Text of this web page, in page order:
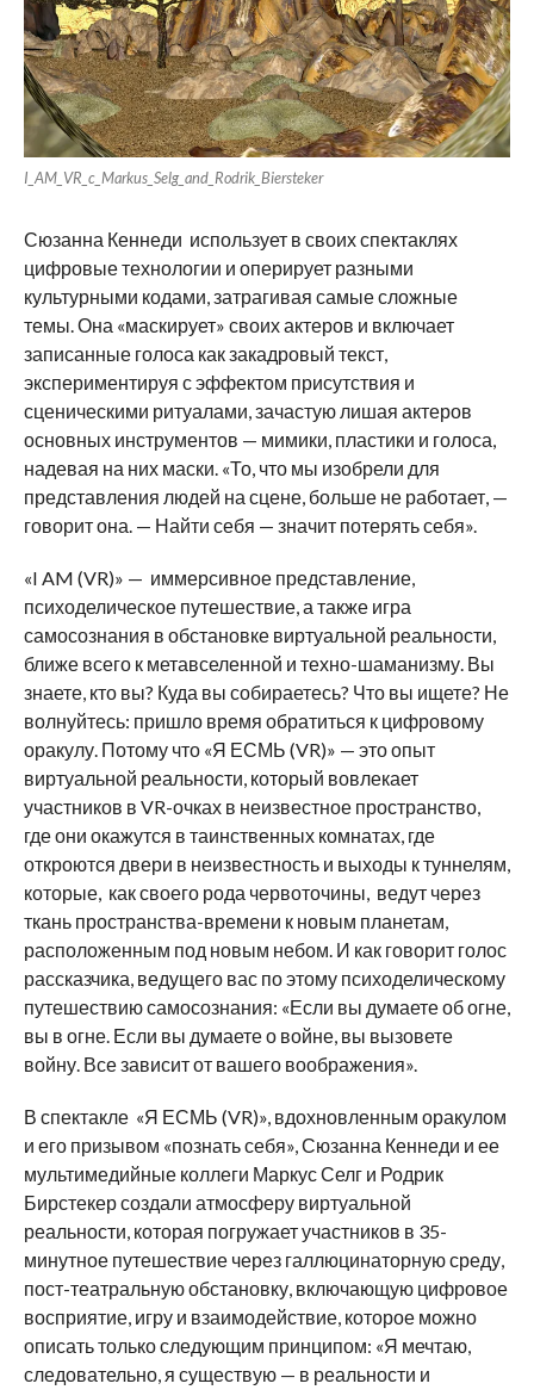
I_AM_VR_c_Markus_Selg_and_Rodrik_Biersteker
Сюзанна Кеннеди использует в своих спектаклях
цифровые технологии и оперирует разными
культурными кодами, затрагивая самые сложные
темы. Она «маскирует» своих актеров и включает
записанные голоса как закадровый текст,
экспериментируя с эффектом присутствия и
сценическими ритуалами, зачастую лишая актеров
основных инструментов — мимики, пластики и голоса,
надевая на них маски. «То, что мы изобрели для
представления людей на сцене, больше не работает, —
говорит она. — Найти себя — значит потерять себя».
«I AM (VR)» — иммерсивное представление,
психоделическое путешествие, а также игра
самосознания в обстановке виртуальной реальности,
ближе всего к метавселенной и техно-шаманизму. Вы
знаете, кто вы? Куда вы собираетесь? Что вы ищете? Не
волнуйтесь: пришло время обратиться к цифровому
оракулу. Потому что «Я ЕСМЬ (VR)» — это опыт
виртуальной реальности, который вовлекает
участников в VR-очках в неизвестное пространство,
где они окажутся в таинственных комнатах, где
откроются двери в неизвестность и выходы к туннелям,
которые, как своего рода червоточины, ведут через
ткань пространства-времени к новым планетам,
расположенным под новым небом. И как говорит голос
рассказчика, ведущего вас по этому психоделическому
путешествию самосознания: «Если вы думаете об огне,
вы в огне. Если вы думаете о войне, вы вызовете
войну. Все зависит от вашего воображения».
В спектакле «Я ЕСМЬ (VR)», вдохновленным оракулом
и его призывом «познать себя», Сюзанна Кеннеди и ее
мультимедийные коллеги Маркус Селг и Родрик
Бирстекер создали атмосферу виртуальной
реальности, которая погружает участников в 35-
минутное путешествие через галлюцинаторную среду,
пост-театральную обстановку, включающую цифровое
восприятие, игру и взаимодействие, которое можно
описать только следующим принципом: «Я мечтаю,
следовательно, я существую — в реальности и